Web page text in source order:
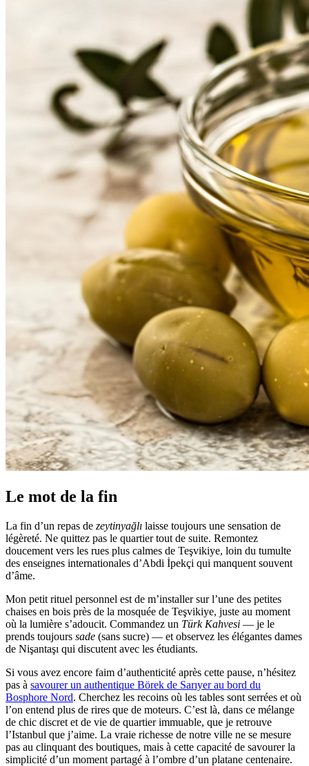
Le mot de la fin
La fin d’un repas de zeytinyağlı laisse toujours une sensation de
légèreté. Ne quittez pas le quartier tout de suite. Remontez
doucement vers les rues plus calmes de Teşvikiye, loin du tumulte
des enseignes internationales d’Abdi İpekçi qui manquent souvent
d’âme.
Mon petit rituel personnel est de m’installer sur l’une des petites
chaises en bois près de la mosquée de Teşvikiye, juste au moment
où la lumière s’adoucit. Commandez un Türk Kahvesi — je le
prends toujours sade (sans sucre) — et observez les élégantes dames
de Nişantaşı qui discutent avec les étudiants.
Si vous avez encore faim d’authenticité après cette pause, n’hésitez
pas à savourer un authentique Börek de Sarıyer au bord du
Bosphore Nord. Cherchez les recoins où les tables sont serrées et où
l’on entend plus de rires que de moteurs. C’est là, dans ce mélange
de chic discret et de vie de quartier immuable, que je retrouve
l’Istanbul que j’aime. La vraie richesse de notre ville ne se mesure
pas au clinquant des boutiques, mais à cette capacité de savourer la
simplicité d’un moment partagé à l’ombre d’un platane centenaire.